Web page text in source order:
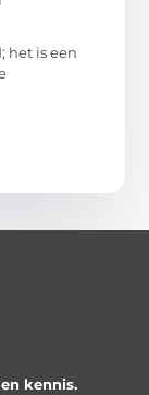
het is een
kennis.